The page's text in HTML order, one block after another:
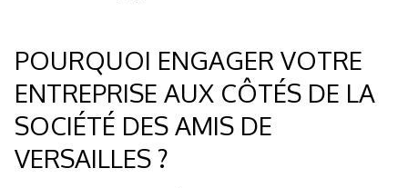
POURQUOI ENGAGER VOTRE
ENTREPRISE AUX CÔTÉS DE LA
SOCIÉTÉ DES AMIS DE
VERSAILLES ?